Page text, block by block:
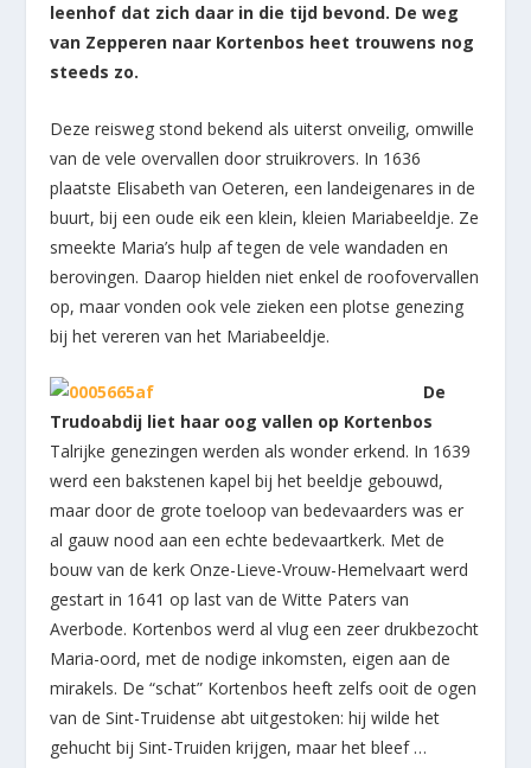
leenhof dat zich daar in die tijd bevond. De weg
van Zepperen naar Kortenbos heet trouwens nog
steeds zo.
Deze reisweg stond bekend als uiterst onveilig, omwille
van de vele overvallen door struikrovers. In 1636
plaatste Elisabeth van Oeteren, een landeigenares in de
buurt, bij een oude eik een klein, kleien Mariabeeldje. Ze
smeekte Maria’s hulp af tegen de vele wandaden en
berovingen. Daarop hielden niet enkel de roofovervallen
op, maar vonden ook vele zieken een plotse genezing
bij het vereren van het Mariabeeldje.
De
Trudoabdij liet haar oog vallen op Kortenbos
Talrijke genezingen werden als wonder erkend. In 1639
werd een bakstenen kapel bij het beeldje gebouwd,
maar door de grote toeloop van bedevaarders was er
al gauw nood aan een echte bedevaartkerk. Met de
bouw van de kerk Onze-Lieve-Vrouw-Hemelvaart werd
gestart in 1641 op last van de Witte Paters van
Averbode. Kortenbos werd al vlug een zeer drukbezocht
Maria-oord, met de nodige inkomsten, eigen aan de
mirakels. De “schat” Kortenbos heeft zelfs ooit de ogen
van de Sint-Truidense abt uitgestoken: hij wilde het
gehucht bij Sint-Truiden krijgen, maar het bleef …